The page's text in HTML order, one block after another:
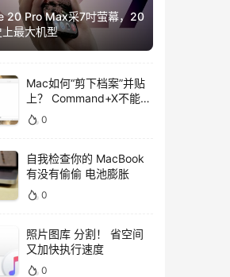
20 Pro Max采7吋萤幕，20
最大机型
Mac如何“剪下档案”并贴
上？ Command+X不能
用，用这招吧！
0
自我检查你的 MacBook
有没有偷偷 电池膨胀
0
照片图库 分割！ 省空间
又加快执行速度
0